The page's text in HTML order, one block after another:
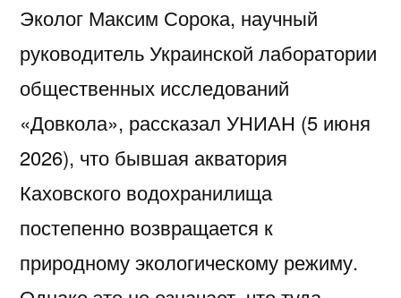
Эколог Максим Сорока, научный
руководитель Украинской лаборатории
общественных исследований
«Довкола», рассказал УНИАН (5 июня
2026), что бывшая акватория
Каховского водохранилища
постепенно возвращается к
природному экологическому режиму.